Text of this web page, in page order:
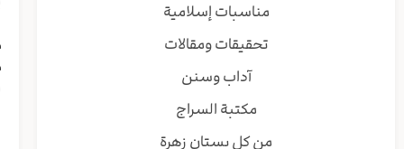
مناسبات إسلامية
تحقيقات ومقالات
آداب وسنن
مكتبة السراج
من كل بستان زهرة